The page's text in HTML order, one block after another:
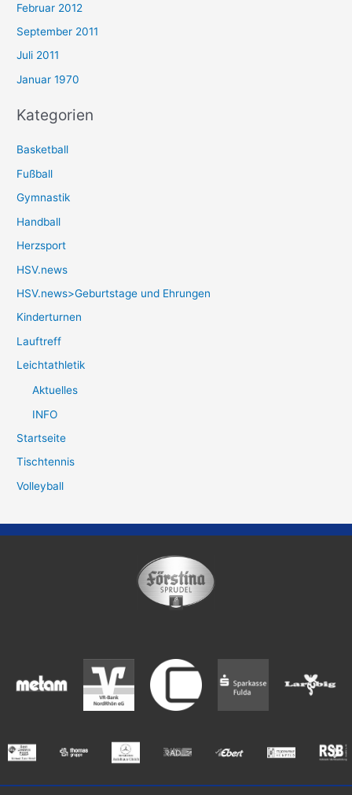
Februar 2012
September 2011
Juli 2011
Januar 1970
Kategorien
Basketball
Fußball
Gymnastik
Handball
Herzsport
HSV.news
HSV.news>Geburtstage und Ehrungen
Kinderturnen
Lauftreff
Leichtathletik
Aktuelles
INFO
Startseite
Tischtennis
Volleyball